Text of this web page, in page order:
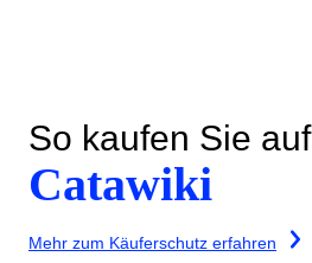
So kaufen Sie auf
Catawiki
Mehr zum Käuferschutz erfahren